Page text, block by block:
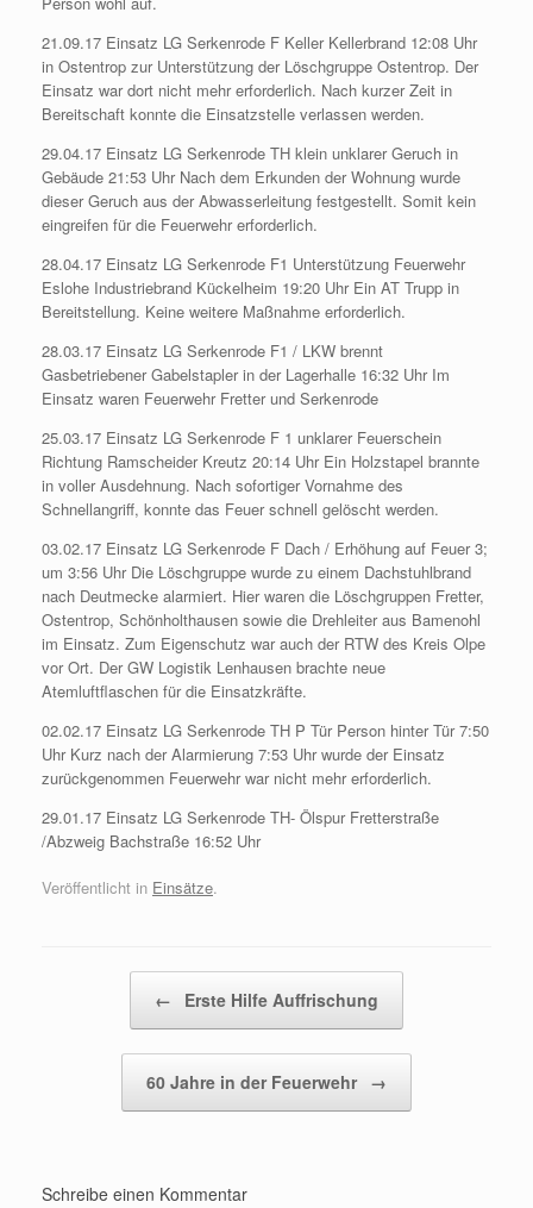
21.09.17 Einsatz LG Serkenrode F Keller Kellerbrand 12:08 Uhr
in Ostentrop zur Unterstützung der Löschgruppe Ostentrop. Der
Einsatz war dort nicht mehr erforderlich. Nach kurzer Zeit in
Bereitschaft konnte die Einsatzstelle verlassen werden.
29.04.17 Einsatz LG Serkenrode TH klein unklarer Geruch in
Gebäude 21:53 Uhr Nach dem Erkunden der Wohnung wurde
dieser Geruch aus der Abwasserleitung festgestellt. Somit kein
eingreifen für die Feuerwehr erforderlich.
28.04.17 Einsatz LG Serkenrode F1 Unterstützung Feuerwehr
Eslohe Industriebrand Kückelheim 19:20 Uhr Ein AT Trupp in
Bereitstellung. Keine weitere Maßnahme erforderlich.
28.03.17 Einsatz LG Serkenrode F1 / LKW brennt
Gasbetriebener Gabelstapler in der Lagerhalle 16:32 Uhr Im
Einsatz waren Feuerwehr Fretter und Serkenrode
25.03.17 Einsatz LG Serkenrode F 1 unklarer Feuerschein
Richtung Ramscheider Kreutz 20:14 Uhr Ein Holzstapel brannte
in voller Ausdehnung. Nach sofortiger Vornahme des
Schnellangriff, konnte das Feuer schnell gelöscht werden.
03.02.17 Einsatz LG Serkenrode F Dach / Erhöhung auf Feuer 3;
um 3:56 Uhr Die Löschgruppe wurde zu einem Dachstuhlbrand
nach Deutmecke alarmiert. Hier waren die Löschgruppen Fretter,
Ostentrop, Schönholthausen sowie die Drehleiter aus Bamenohl
im Einsatz. Zum Eigenschutz war auch der RTW des Kreis Olpe
vor Ort. Der GW Logistik Lenhausen brachte neue
Atemluftflaschen für die Einsatzkräfte.
02.02.17 Einsatz LG Serkenrode TH P Tür Person hinter Tür 7:50
Uhr Kurz nach der Alarmierung 7:53 Uhr wurde der Einsatz
zurückgenommen Feuerwehr war nicht mehr erforderlich.
29.01.17 Einsatz LG Serkenrode TH- Ölspur Fretterstraße
/Abzweig Bachstraße 16:52 Uhr
Veröffentlicht in Einsätze.
← Erste Hilfe Auffrischung
60 Jahre in der Feuerwehr →
Schreibe einen Kommentar